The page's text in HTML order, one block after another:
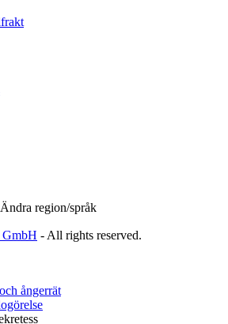
Ändra region/språk
GmbH - All rights reserved.
ångerrät